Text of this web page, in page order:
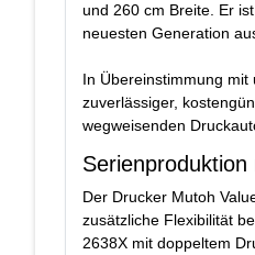
und 260 cm Breite. Er
neuesten Generation
In Übereinstimmung mit
zuverlässiger,
wegweisenden
Der Drucker Mutoh
zusätzliche Flexibilität
2638X mit doppeltem